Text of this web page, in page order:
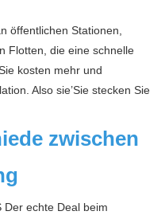
öffentlichen Stationen,
Flotten, die eine schnelle
kosten mehr und
Also sie’Sie stecken Sie
zwischen
Der echte Deal beim